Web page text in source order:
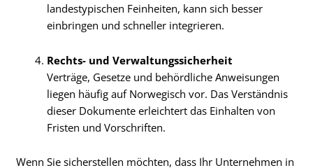
landestypischen Feinheiten, kann sich besser
einbringen und schneller integrieren.
Rechts- und Verwaltungssicherheit
Verträge, Gesetze und behördliche Anweisungen
liegen häufig auf Norwegisch vor. Das Verständnis
dieser Dokumente erleichtert das Einhalten von
Fristen und Vorschriften.
Wenn Sie sicherstellen möchten, dass Ihr Unternehmen in